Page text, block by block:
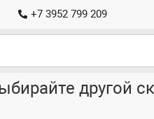
+7 3952 799 209
другой